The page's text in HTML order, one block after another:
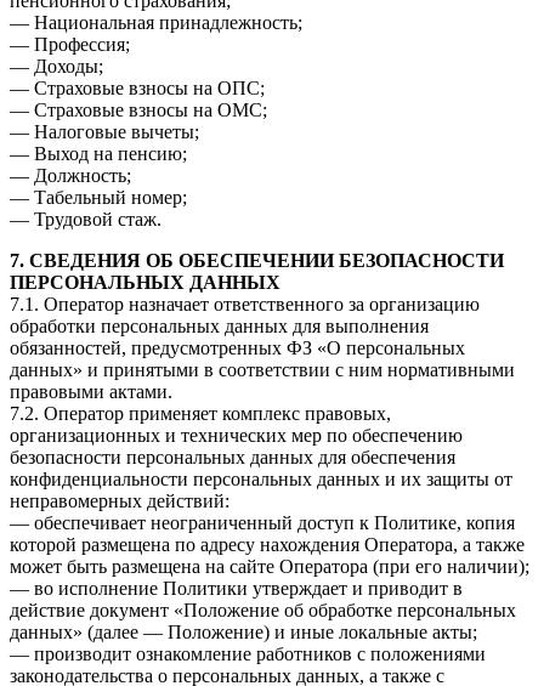
— Национальная принадлежность;
— Профессия;
— Доходы;
— Страховые взносы на ОПС;
— Страховые взносы на ОМС;
— Налоговые вычеты;
— Выход на пенсию;
— Должность;
— Табельный номер;
— Трудовой стаж.
7. СВЕДЕНИЯ ОБ ОБЕСПЕЧЕНИИ БЕЗОПАСНОСТИ
ПЕРСОНАЛЬНЫХ ДАННЫХ
7.1. Оператор назначает ответственного за организацию
обработки персональных данных для выполнения
обязанностей, предусмотренных ФЗ «О персональных
данных» и принятыми в соответствии с ним нормативными
правовыми актами.
7.2. Оператор применяет комплекс правовых,
организационных и технических мер по обеспечению
безопасности персональных данных для обеспечения
конфиденциальности персональных данных и их защиты от
неправомерных действий:
— обеспечивает неограниченный доступ к Политике, копия
которой размещена по адресу нахождения Оператора, а также
может быть размещена на сайте Оператора (при его наличии);
— во исполнение Политики утверждает и приводит в
действие документ «Положение об обработке персональных
данных» (далее — Положение) и иные локальные акты;
— производит ознакомление работников с положениями
законодательства о персональных данных, а также с